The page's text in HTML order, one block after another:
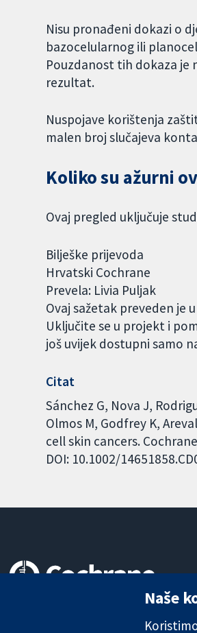
Nisu pronađeni dokazi o
bazocelularnog ili
Pouzdanost tih dokaza je
rezultat.
Nuspojave korištenja
malen broj slučajeva
Koliko su ažurni
Ovaj pregled uključuje
Bilješke prijevoda
Hrvatski Cochrane
Prevela: Livia Puljak
Ovaj sažetak preveden je
Uključite se u projekt i
još uvijek dostupni samo
Citat
Sánchez G, Nova J,
Olmos M, Godfrey K,
cell skin cancers.
DOI: 10.1002/
Naše